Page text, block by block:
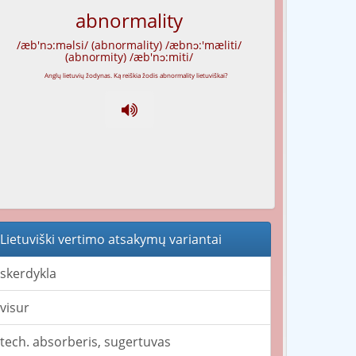
abnormality
/æb'nɔ:məlsi/ (abnormality) /æbnɔ:'mæliti/
(abnormity) /æb'nɔ:miti/
Lietuviški vertimo atsakymų variantai
skerdykla
visur
tech. absorberis, sugertuvas